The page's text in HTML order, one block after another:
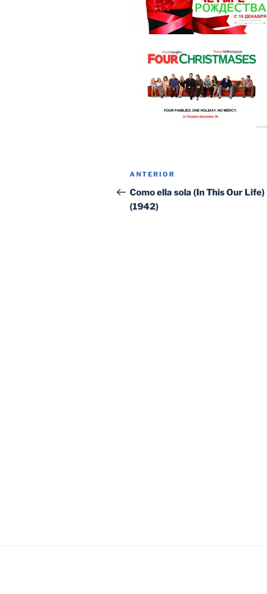
Navegación
de
entradas
Entrada
anterior:
ANTERIOR
Como ella sola (In This Our Life)
(1942)